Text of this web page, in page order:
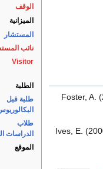
الوقف
الميزانية
المستشار
نائب
Visitor
الطلبة
طلبة قبل
طلاب
الدراسات
الموقع
Foster, A.
Ives, E.